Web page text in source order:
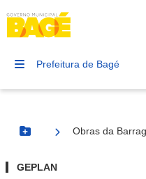
Prefeitura de Bagé
Botão Menu
Obras da
GEPLAN